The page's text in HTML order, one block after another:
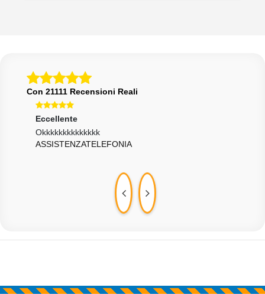
Con 21111 Recensioni Reali
Eccellente
Okkkkkkkkkkkkkk
ASSISTENZATELEFONIA